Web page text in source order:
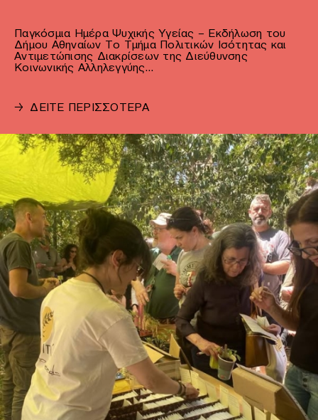
Παγκόσμια Ημέρα Ψυχικής Υγείας – Εκδήλωση του
Δήμου Αθηναίων Το Τμήμα Πολιτικών Ισότητας και
Αντιμετώπισης Διακρίσεων της Διεύθυνσης
Κοινωνικής Αλληλεγγύης…
→ ΔΕΙΤΕ ΠΕΡΙΣΣΟΤΕΡΑ